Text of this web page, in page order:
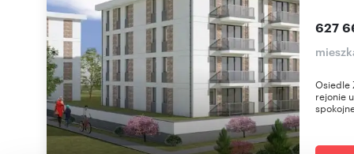
627
Osiedle
rejonie